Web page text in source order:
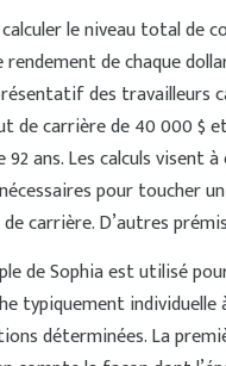
le niveau total de
rendement de chaque
des travailleurs
de carrière de 40 000 $
92 ans. Les calculs
pour toucher
carrière. D’autres
de Sophia est utilisé
typiquement
déterminées. La